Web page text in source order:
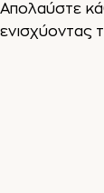
Απολαύστε
ενισχύοντας